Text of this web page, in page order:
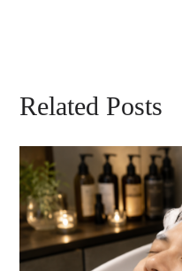
Related Posts